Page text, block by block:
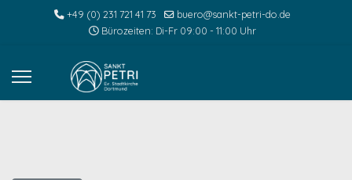
+49 (0) 231 721 41 73
buero@sankt-petri-do.de
Bürozeiten: Di-Fr 09:00 - 11:00 Uhr